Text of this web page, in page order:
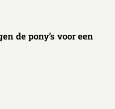
de pony’s voor een